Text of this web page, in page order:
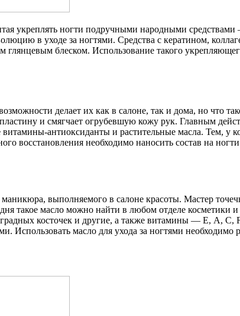
укреплять ногти подручными народными
в уходе за ногтями. Средства с кератином,
блеском. Использование такого
делает их как в салоне, так и дома, но что
и смягчает огрубевшую кожу рук. Главным
антиоксиданты и растительные масла. Тем, у
восстановления необходимо наносить состав на
выполняемого в салоне красоты. Мастер
такое масло можно найти в любом отделе косметики
косточек и другие, а также витамины — Е, А, С,
Использовать масло для ухода за ногтями необходимо